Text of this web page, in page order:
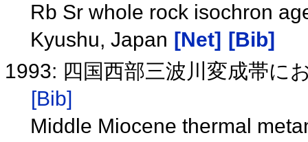
Rb Sr whole rock isochron
Kyushu, Japan [Net]
[Bib]
1993: 四国西部三波川変成帯に
[Bib]
Middle Miocene thermal